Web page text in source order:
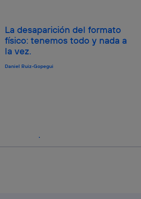
La desaparición del formato
físico: tenemos todo y nada a
la vez.
Daniel Ruiz-Gopegui